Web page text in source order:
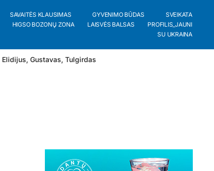
SAVAITĖS KLAUSIMAS GYVENIMO BŪDAS
SVEIKATA
HIGSO BOZONŲ ZONA LAISVĖS BALSAS
PROFILIS_JAUNI
SU UKRAINA
Elidijus, Gustavas, Tulgirdas